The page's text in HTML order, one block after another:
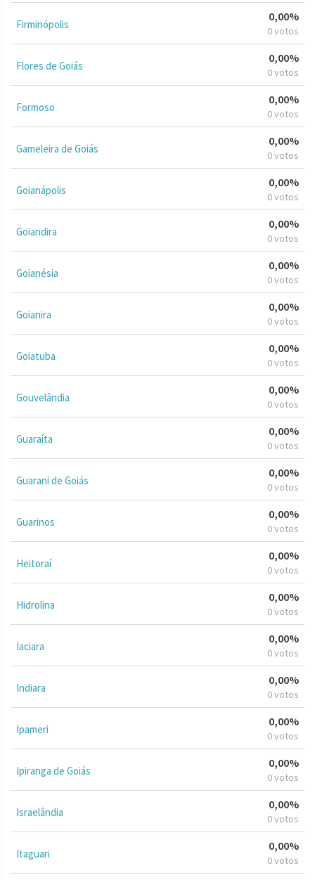
Firminópolis
0,00%
0 votos
Flores de Goiás
0,00%
0 votos
Formoso
0,00%
0 votos
Gameleira de Goiás
0,00%
0 votos
Goianápolis
0,00%
0 votos
Goiandira
0,00%
0 votos
Goianésia
0,00%
0 votos
Goianira
0,00%
0 votos
Goiatuba
0,00%
0 votos
Gouvelândia
0,00%
0 votos
Guaraíta
0,00%
0 votos
Guarani de Goiás
0,00%
0 votos
Guarinos
0,00%
0 votos
Heitoraí
0,00%
0 votos
Hidrolina
0,00%
0 votos
Iaciara
0,00%
0 votos
Indiara
0,00%
0 votos
Ipameri
0,00%
0 votos
Ipiranga de Goiás
0,00%
0 votos
Israelândia
0,00%
0 votos
Itaguari
0,00%
0 votos